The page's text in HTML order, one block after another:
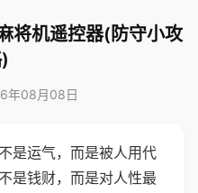
将机遥控器(防守小攻
年08月08日
是运气，而是被人用代
是钱财，而是对人性最